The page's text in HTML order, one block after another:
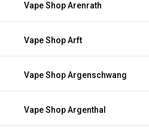
Vape Shop Arenrath
Vape Shop Arft
Vape Shop Argenschwang
Vape Shop Argenthal